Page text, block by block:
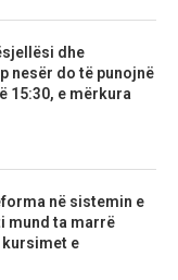
dhe
nesër do të punojnë
15:30, e mërkura
në sistemin e
mund ta marrë
kursimet e